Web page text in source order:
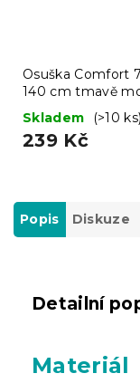
Osuška Comfort
140 cm tmavě
100% bavlna
Skladem (>10 ks)
239 Kč
Popis Diskuze
Detailní
Materiál